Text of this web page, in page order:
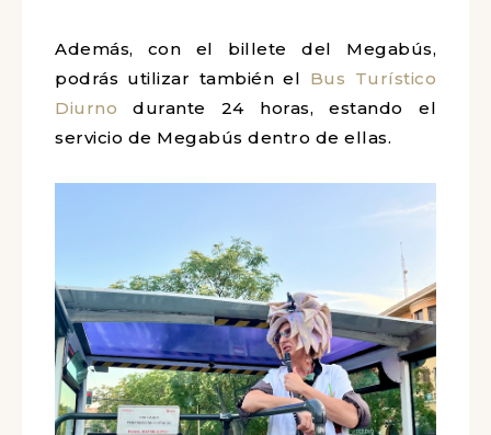
Además, con el billete del Megabús,
podrás utilizar también el Bus Turístico
Diurno durante 24 horas, estando el
servicio de Megabús dentro de ellas.